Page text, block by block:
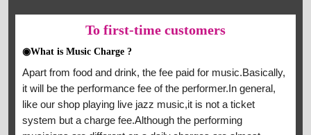
To first-time customers
◉What is Music Charge ?
Apart from food and drink, the fee paid for music.Basically,
it will be the performance fee of the performer.In general,
like our shop playing live jazz music,it is not a ticket
system but a charge fee.Although the performing